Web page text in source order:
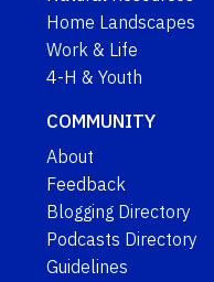
Home Landscapes
Work & Life
4-H & Youth
COMMUNITY
About
Feedback
Blogging Directory
Podcasts Directory
Guidelines